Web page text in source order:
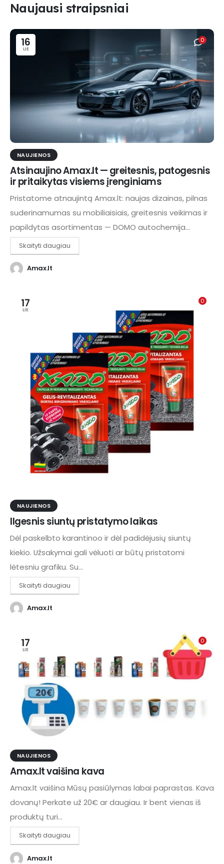
Naujausi straipsniai
16
LIE
0
NAUJIENOS
Atsinaujino Amax.lt — greitesnis, patogesnis
ir pritaikytas visiems įrenginiams
Pristatome atnaujintą Amax.lt: naujas dizainas, pilnas
suderinamumas su mobiliaisiais, greitesnis veikimas ir
papildytas asortimentas — DOMO autochemija...
Skaityti daugiau
Amax.lt
17
LIE
0
NAUJIENOS
Ilgesnis siuntų pristatymo laikas
Dėl paskelbto karantinoo ir dėl padidėjusių siuntų
kiekio. Užsakymai gali vėluoti ar būtų pristatomi
lėtesniu grafiku. Su...
Skaityti daugiau
Amax.lt
17
LIE
0
NAUJIENOS
Amax.lt vaišina kava
Amax.lt vaišina Mūsų pasiūlymas labai paprastas. Kava
dovanų! Perkate už 20€ ar daugiau. Ir bent vienas iš
produktų turi...
Skaityti daugiau
Amax.lt